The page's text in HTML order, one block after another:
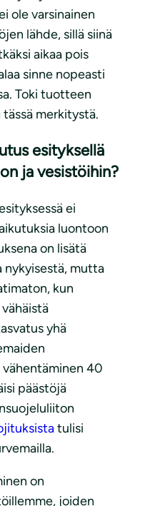
ole varsinainen
lähde, sillä siinä
aikaa pois
sinne nopeasti
Toki tuotteen
merkitystä.
esityksellä
ja vesistöihin?
ei
luontoon
on lisätä
nykyisestä, mutta
kun
yhä
40
päästöjä
tulisi
on
joiden